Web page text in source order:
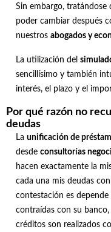
Sin embargo, tratándose
poder cambiar después
nuestros abogados y
La utilización del
sencillísimo y también
interés, el plazo y el
Por qué razón no
deudas
La unificación de
desde consultorías
hacen exactamente la
cada una mis deudas
contestación es
contraídas con su
créditos son realizados